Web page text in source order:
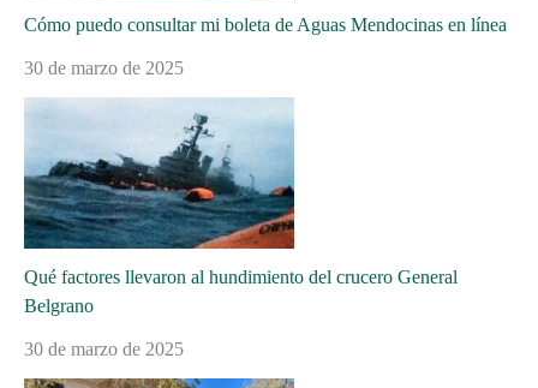
Cómo puedo consultar mi boleta de Aguas Mendocinas en línea
30 de marzo de 2025
Qué factores llevaron al hundimiento del crucero General
Belgrano
30 de marzo de 2025